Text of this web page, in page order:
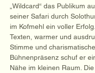
„Wildcard“ das Publikum
seiner Safari durch
im Kofmehl ein voller
Texten, warmer und
Stimme und
Bühnenpräsenz schuf er
Nähe im kleinen Raum.